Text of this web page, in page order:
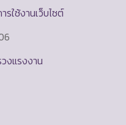
ใช้งานเว็บไซต์
งแรงงาน